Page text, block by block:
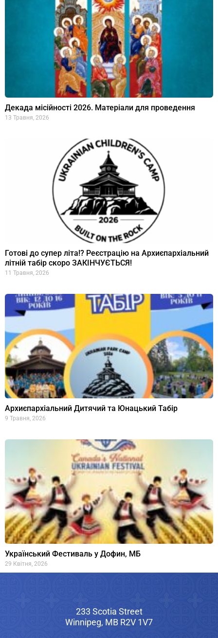
Декада місійності 2026. Матеріали для проведення
13 Травня, 2026
Готові до супер літа!? Реєстрацію на Архиєпархіальний
літній табір скоро ЗАКІНЧУЄТЬСЯ!
11 Травня, 2026
Архиєпархіальний Дитячий та Юнацький Табір
9 Травня, 2026
Український Фестиваль у Дофин, МБ
29 Квітня, 2026
233 Scotia Street
Winnipeg, MB R2V 1V7